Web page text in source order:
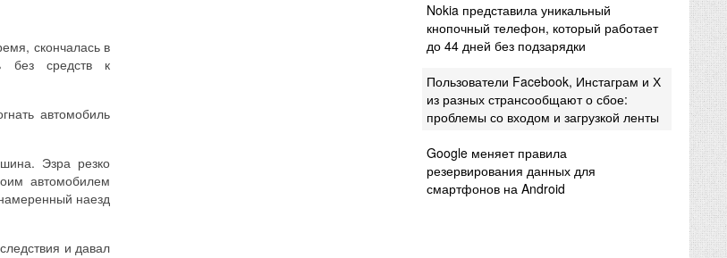
скончалась в
без средств к
автомобиль
Эзра резко
автомобилем
наезд
и давал
Nokia представила уникальный
кнопочный телефон, который работает
до 44 дней без подзарядки
Пользователи Facebook, Инстаграм и Х
из разных странсообщают о сбое:
проблемы со входом и загрузкой ленты
Google меняет правила
резервирования данных для
смартфонов на Android